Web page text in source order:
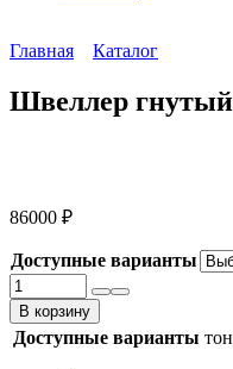
Главная Каталог
Швеллер гнутый
86000 ₽
Доступные варианты
Количество
товара
Швеллер
гнутый
В корзину
Доступные варианты